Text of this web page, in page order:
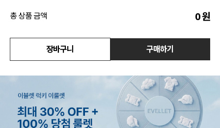
언더웨어/파자마
코디템
FIT ZOOM
총 상품 금액 0원
장바구니 구매하기